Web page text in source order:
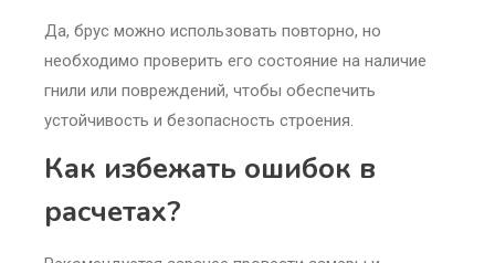
Да, брус можно использовать повторно, но
необходимо проверить его состояние на наличие
гнили или повреждений, чтобы обеспечить
устойчивость и безопасность строения.
Как избежать ошибок в
расчетах?